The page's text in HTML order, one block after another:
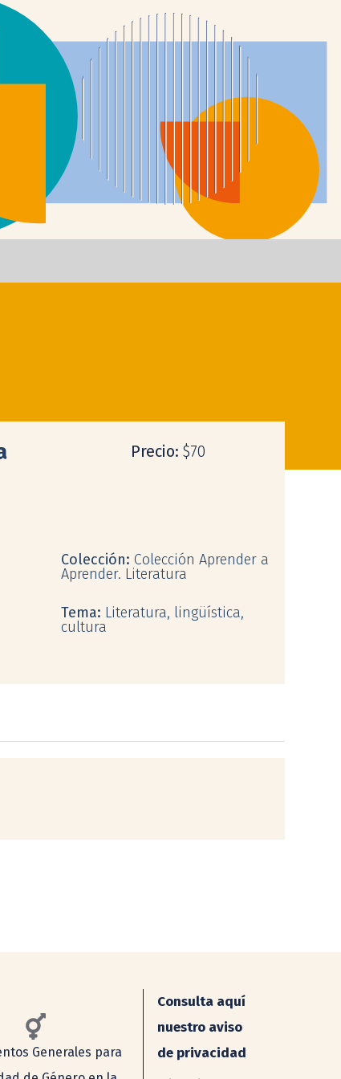
Precio:$70
Colección: Colección Aprender a
Aprender. Literatura
Tema: Literatura, lingüística,
cultura
Generales para
Consulta aquí
nuestro aviso
de privacidad